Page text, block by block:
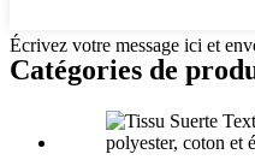
Écrivez votre message ici et
Catégories de